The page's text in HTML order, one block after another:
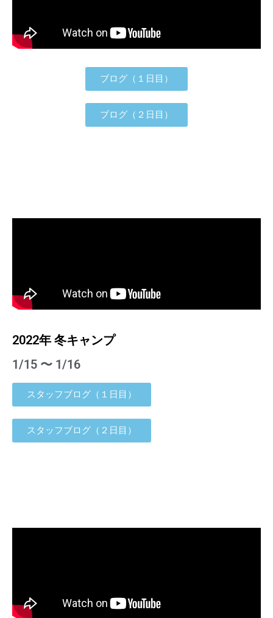
ブログ（１日目）
ブログ（２日目）
2022年 冬キャンプ
1/15 〜 1/16
スタッフブログ（１日目）
スタッフブログ（２日目）